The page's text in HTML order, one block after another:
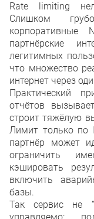
Rate limiting
Слишком
корпоративные
партнёрские
легитимных
что множество
интернет через
Практический
отчётов
строит тяжёлую
Лимит только по
партнёр может
ограничить
кэшировать
включить
базы.
Так сервис не